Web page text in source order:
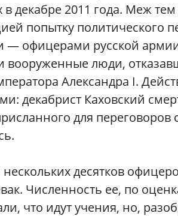
в декабре 2011 года. Меж
попытку политического
офицерами русской армии
люди,
Александра I.
декабрист Каховский
для переговоров
нескольких десятков
Численность ее, по
что идут учения, но,